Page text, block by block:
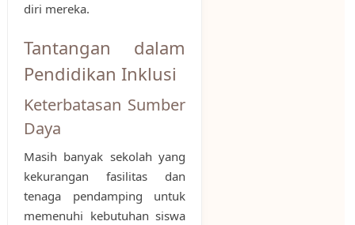
diri mereka.
Tantangan dalam
Pendidikan Inklusi
Keterbatasan Sumber
Daya
Masih banyak sekolah yang
kekurangan fasilitas dan
tenaga pendamping untuk
memenuhi kebutuhan siswa